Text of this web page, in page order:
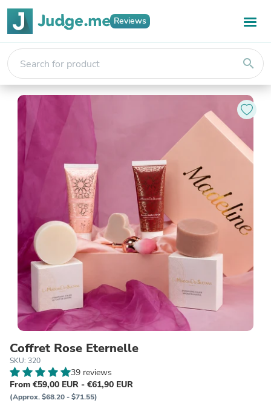
Reviews
search
Coffret Rose Eternelle
SKU: 320
39 reviews
From €59,00 EUR - €61,90 EUR
(Approx. $68.20 - $71.55)